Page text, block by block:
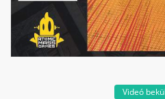
Videó